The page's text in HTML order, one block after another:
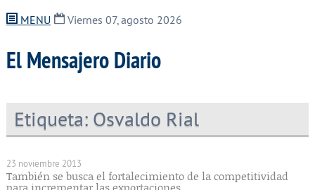
MENU Viernes 07, agosto 2026
El Mensajero Diario
Etiqueta: Osvaldo Rial
23 noviembre 2013
También se busca el fortalecimiento de la competitividad